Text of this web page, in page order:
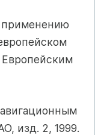
применению
изд. 2, 1999.